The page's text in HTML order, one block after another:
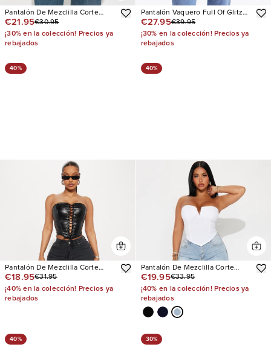
Pantalón De Mezclilla Corte
Recto Match Made In Heaven
€21.95€30.95
¡30% en la colección! Precios ya
rebajados
Pantalón Vaquero Full Of Glitz
Embellished
€27.95€39.95
¡30% en la colección! Precios ya
rebajados
40%
Pantalón De Mezclilla Corte
Recto Bonafide Basic
€18.95€31.95
¡40% en la colección! Precios ya
rebajados
40%
Pantalón De Mezclilla Corte
Recto You Belong With Me
Stretch Embellished
€19.95€33.95
¡40% en la colección! Precios ya
rebajados
40% 30%